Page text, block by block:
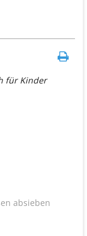
für Kinder
absieben